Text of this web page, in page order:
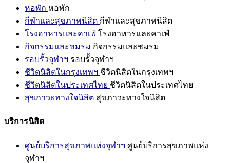
หอพัก หอพัก
กีฬาและสุขภาพนิสิต กีฬาและสุขภาพนิสิต
โรงอาหารและคาเฟ่ โรงอาหารและคาเฟ่
กิจกรรมและชมรม กิจกรรมและชมรม
รอบรั้วจุฬาฯ รอบรั้วจุฬาฯ
ชีวิตนิสิตในกรุงเทพฯ ชีวิตนิสิตในกรุงเทพฯ
ชีวิตนิสิตในประเทศไทย ชีวิตนิสิตในประเทศไทย
สุขภาวะทางใจนิสิต สุขภาวะทางใจนิสิต
บริการนิสิต
ศูนย์บริการสุขภาพแห่งจุฬาฯ ศูนย์บริการสุขภาพแห่ง
จุฬาฯ